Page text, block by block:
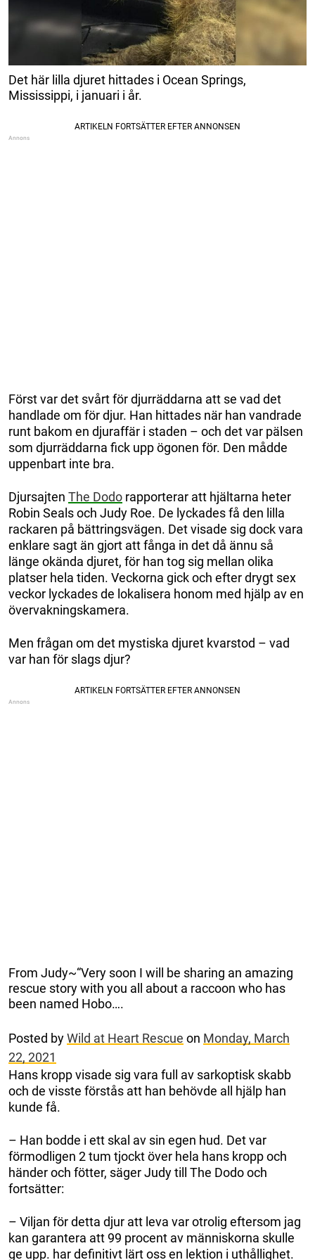
Det här lilla djuret hittades i Ocean Springs,
Mississippi, i januari i år.
Först var det svårt för djurräddarna att se vad det
handlade om för djur. Han hittades när han vandrade
runt bakom en djuraffär i staden – och det var pälsen
som djurräddarna fick upp ögonen för. Den mådde
uppenbart inte bra.
Djursajten The Dodo rapporterar att hjältarna heter
Robin Seals och Judy Roe. De lyckades få den lilla
rackaren på bättringsvägen. Det visade sig dock vara
enklare sagt än gjort att fånga in det då ännu så
länge okända djuret, för han tog sig mellan olika
platser hela tiden. Veckorna gick och efter drygt sex
veckor lyckades de lokalisera honom med hjälp av en
övervakningskamera.
Men frågan om det mystiska djuret kvarstod – vad
var han för slags djur?
From Judy~“Very soon I will be sharing an amazing
rescue story with you all about a raccoon who has
been named Hobo….
Posted byWild at Heart Rescue on Monday, March
22, 2021
Hans kropp visade sig vara full av sarkoptisk skabb
och de visste förstås att han behövde all hjälp han
kunde få.
– Han bodde i ett skal av sin egen hud. Det var
förmodligen 2 tum tjockt över hela hans kropp och
händer och fötter, säger Judy till The Dodo och
fortsätter:
– Viljan för detta djur att leva var otrolig eftersom jag
kan garantera att 99 procent av människorna skulle
ge upp. har definitivt lärt oss en lektion i uthållighet.